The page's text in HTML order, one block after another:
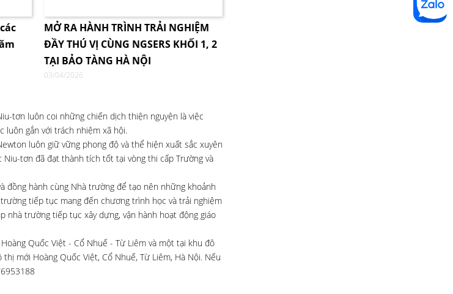
MỞ RA HÀNH TRÌNH TRẢI NGHIỆM
ĐẦY THÚ VỊ CÙNG NGSERS KHỐI 1, 2
TẠI BẢO TÀNG HÀ NỘI
03/04/2026
tơn luôn coi những chiến dịch thiện nguyện là việc
luôn gắn với trách nhiệm xã hội.
luôn giữ vững phong độ và thể hiện xuất sắc xuyên
tơn đã đạt thành tích tốt tại vòng thi cấp Trường và
đồng hành cùng Nhà trường để tạo nên những khoảnh
tiếp tục mang đến chương trình học và trải nghiệm
nhà trường tiếp tục xây dựng, vận hành hoạt động giáo
Quốc Việt - Cổ Nhuế - Từ Liêm và một tại khu đô
mới Hoàng Quốc Việt, Cổ Nhuế, Từ Liêm, Hà Nội. Nếu